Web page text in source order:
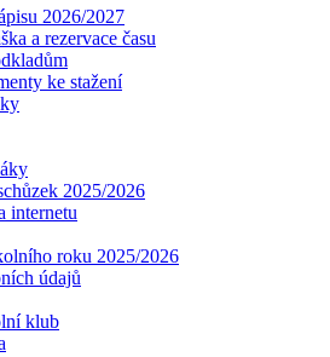
2026/2027
a rezervace času
ke stažení
2025/2026
internetu
roku 2025/2026
údajů
klub